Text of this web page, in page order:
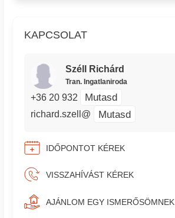
KAPCSOLAT
Széll Richárd
Tran. Ingatlaniroda
+36 20 932 Mutasd
richard.szell@ Mutasd
IDŐPONTOT KÉREK
VISSZAHÍVÁST KÉREK
AJÁNLOM EGY ISMERŐSÖMNEK